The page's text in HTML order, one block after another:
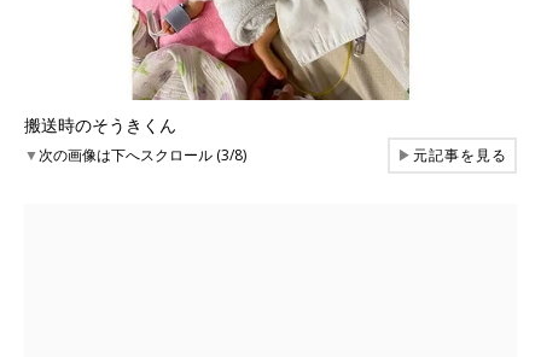
搬送時のそうきくん
▼次の画像は下へスクロール (3/8) ▶元記事を見る